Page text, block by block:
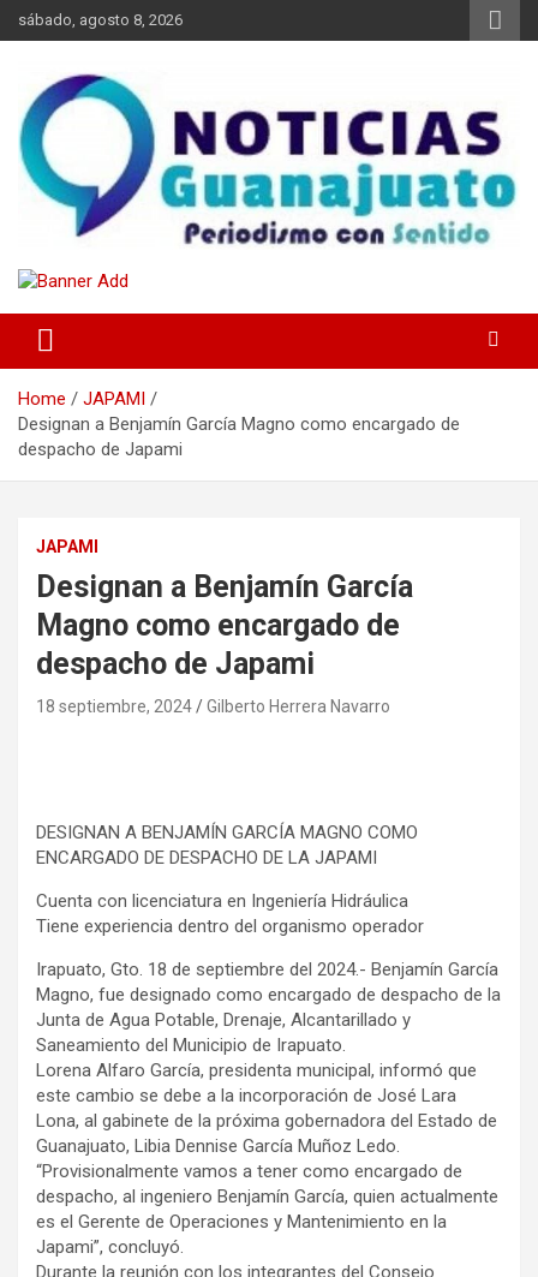
Skip
to
sábado, agosto 8, 2026
Noticias Guanajuato
Home
JAPAMI
Designan a Benjamín García Magno como encargado de
despacho de Japami
JAPAMI
Designan a Benjamín García
Magno como encargado de
despacho de Japami
18 septiembre, 2024 Gilberto Herrera Navarro
DESIGNAN A BENJAMÍN GARCÍA MAGNO COMO
ENCARGADO DE DESPACHO DE LA JAPAMI
Cuenta con licenciatura en Ingeniería Hidráulica
Tiene experiencia dentro del organismo operador
Irapuato, Gto. 18 de septiembre del 2024.- Benjamín García
Magno, fue designado como encargado de despacho de la
Junta de Agua Potable, Drenaje, Alcantarillado y
Saneamiento del Municipio de Irapuato.
Lorena Alfaro García, presidenta municipal, informó que
este cambio se debe a la incorporación de José Lara
Lona, al gabinete de la próxima gobernadora del Estado de
Guanajuato, Libia Dennise García Muñoz Ledo.
“Provisionalmente vamos a tener como encargado de
despacho, al ingeniero Benjamín García, quien actualmente
es el Gerente de Operaciones y Mantenimiento en la
Japami”, concluyó.